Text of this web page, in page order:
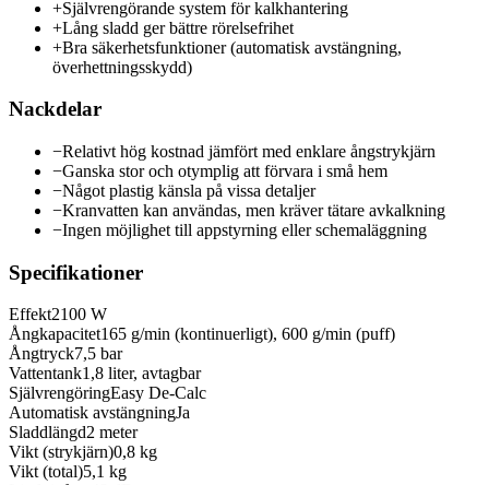
+Självrengörande system för kalkhantering
+Lång sladd ger bättre rörelsefrihet
+Bra säkerhetsfunktioner (automatisk avstängning,
överhettningsskydd)
Nackdelar
−Relativt hög kostnad jämfört med enklare ångstrykjärn
−Ganska stor och otymplig att förvara i små hem
−Något plastig känsla på vissa detaljer
−Kranvatten kan användas, men kräver tätare avkalkning
−Ingen möjlighet till appstyrning eller schemaläggning
Specifikationer
Effekt2100 W
Ångkapacitet165 g/min (kontinuerligt), 600 g/min (puff)
Ångtryck7,5 bar
Vattentank1,8 liter, avtagbar
SjälvrengöringEasy De-Calc
Automatisk avstängningJa
Sladdlängd2 meter
Vikt (strykjärn)0,8 kg
Vikt (total)5,1 kg